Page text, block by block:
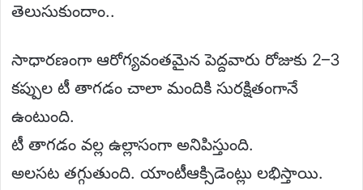
తెలుసుకుందాం..
సాధారణంగా ఆరోగ్యవంతమైన పెద్దవారు రోజుకు 2–3
కప్పుల టీ తాగడం చాలా మందికి సురక్షితంగానే
ఉంటుంది.
టీ తాగడం వల్ల ఉల్లాసంగా అనిపిస్తుంది.
అలసట తగ్గుతుంది. యాంటీఆక్సిడెంట్లు లభిస్తాయి.